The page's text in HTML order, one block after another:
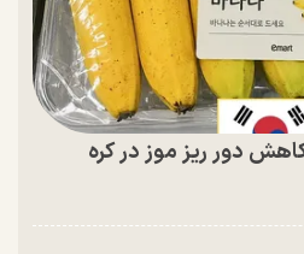
دور ریز موز در کره